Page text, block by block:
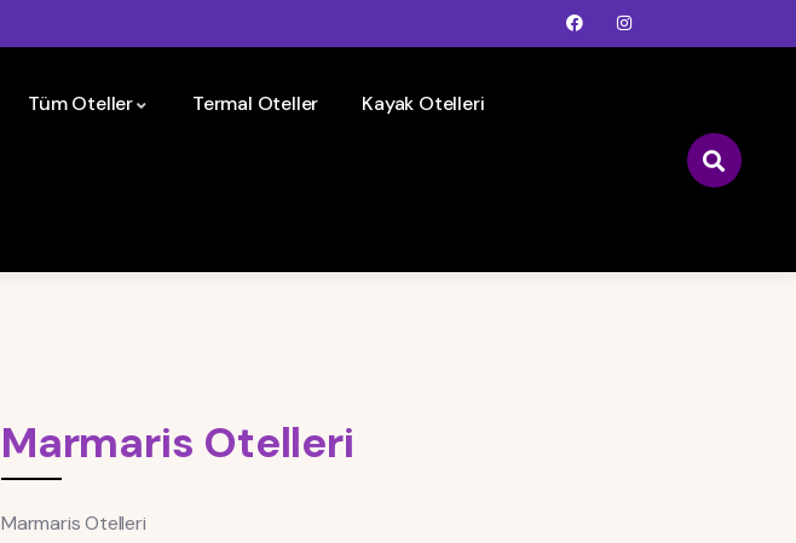
Tüm Oteller Termal Oteller Kayak Otelleri
Marmaris Otelleri
Marmaris Otelleri